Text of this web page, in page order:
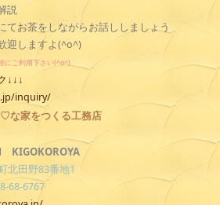
説
お茶をしながらお話ししましょう
迎しますよ(^o^)
にご利用下さい(^o^)
↓↓↓
inquiry/
♡な家をつくる工務店
KIGOKOROYA
北田野83番地1
68-6767